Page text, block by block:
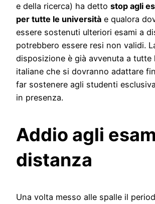
e della ricerca) ha detto stop agli
per tutte le università e qualora
essere sostenuti ulteriori esami a
potrebbero essere resi non validi.
disposizione è già avvenuta a tutte
italiane che si dovranno adattare
far sostenere agli studenti
in presenza.
Addio agli
distanza
Una volta messo alle spalle il